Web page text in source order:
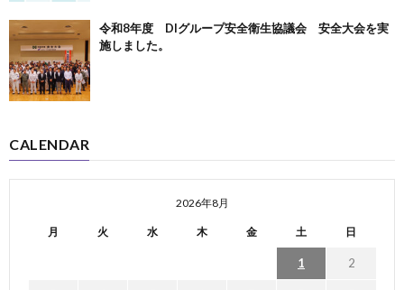
令和8年度 DIグループ安全衛生協議会 安全大会を実
施しました。
CALENDAR
2026年8月
月 火 水 木 金 土 日
1 2